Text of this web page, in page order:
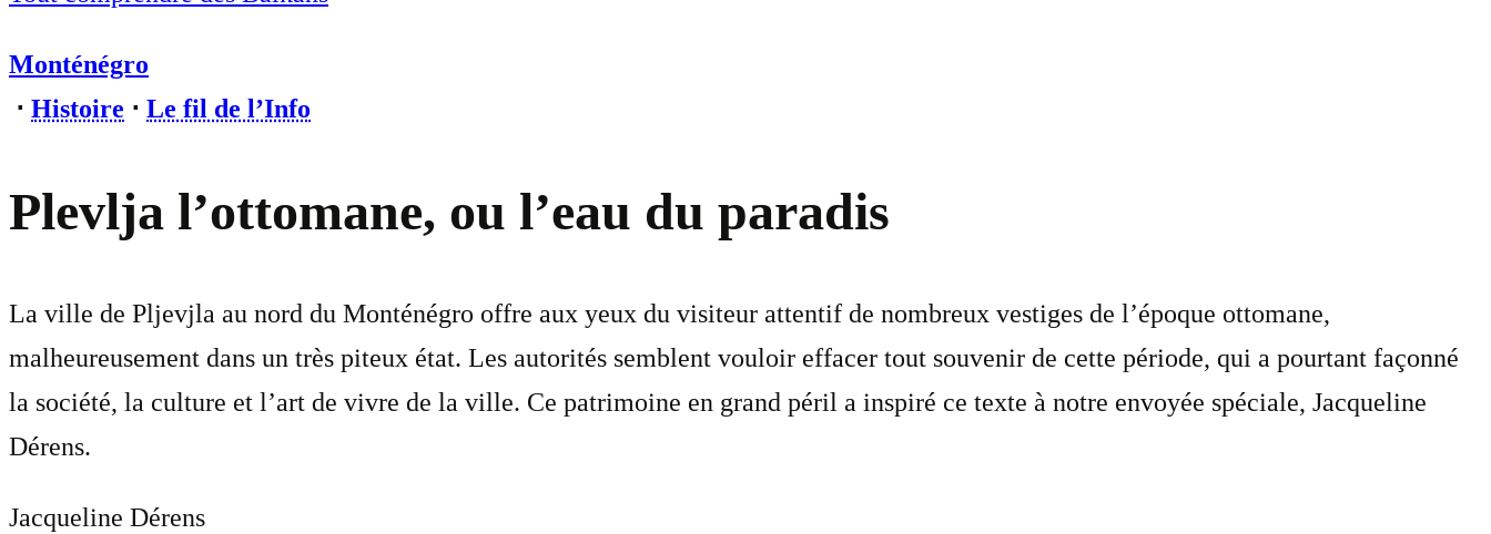
Monténégro
⋅ Histoire ⋅ Le fil de l’Info
Plevlja l’ottomane, ou l’eau du paradis
La ville de Pljevjla au nord du Monténégro offre aux yeux du visiteur attentif de nombreux vestiges de l’époque ottomane,
malheureusement dans un très piteux état. Les autorités semblent vouloir effacer tout souvenir de cette période, qui a pourtant façonné
la société, la culture et l’art de vivre de la ville. Ce patrimoine en grand péril a inspiré ce texte à notre envoyée spéciale, Jacqueline
Dérens.
Jacqueline Dérens